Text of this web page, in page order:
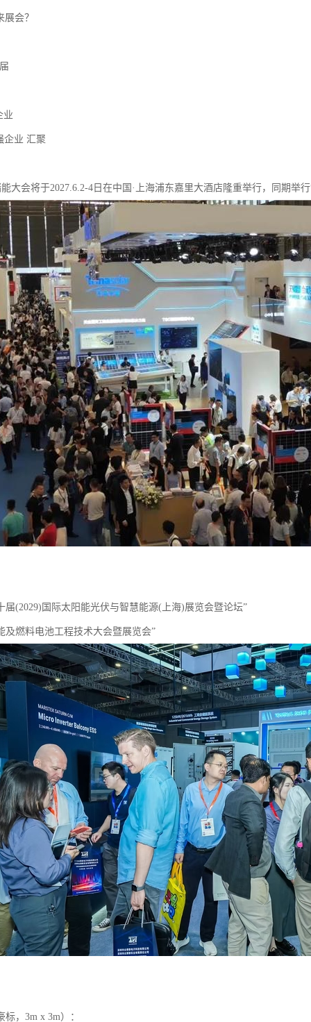
会？
业
企业 汇聚
能大会将于2027.6.2-4日在中国·上海浦东嘉里大酒店隆重举行，同期举
届(2029)国际太阳能光伏与智慧能源(上海)展览会暨论坛”
及燃料电池工程技术大会暨展览会”
，3m x 3m）：